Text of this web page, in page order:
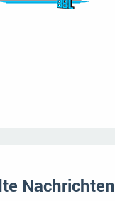
Nachrichten